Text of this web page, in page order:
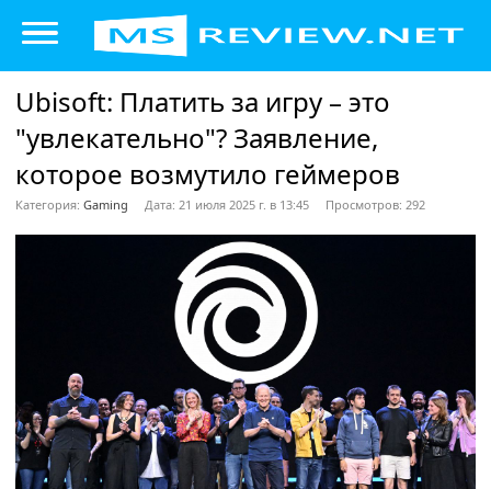
Ubisoft: Платить за игру – это
"увлекательно"? Заявление,
которое возмутило геймеров
Категория: Gaming Дата: 21 июля 2025 г. в 13:45 Просмотров: 292